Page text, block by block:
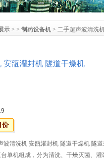
示 > > 制药设备机 > 二手超声波清洗
安瓿灌封机 隧道干燥机
清洗机 安瓿灌封机 隧道干燥机 隧道
单机组成，分为清洗、干燥灭菌、灌